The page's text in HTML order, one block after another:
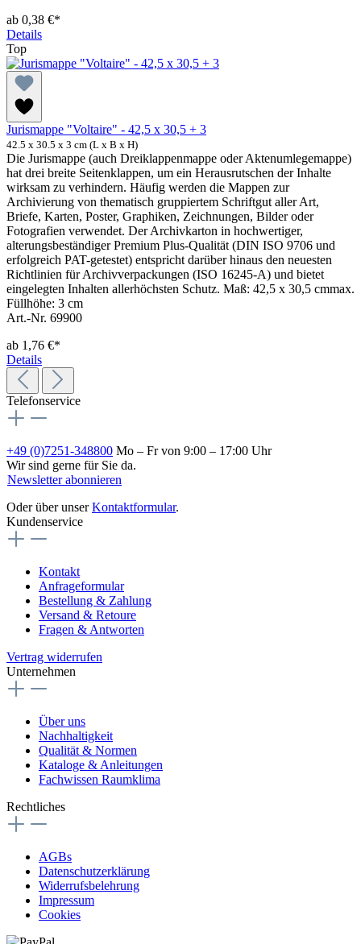
ab 0,38 €*
Details
Top
Jurismappe "Voltaire" - 42,5 x 30,5 + 3
42.5 x 30.5 x 3 cm (L x B x H)
Die Jurismappe (auch Dreiklappenmappe oder Aktenumlegemappe)
hat drei breite Seitenklappen, um ein Herausrutschen der Inhalte
wirksam zu verhindern. Häufig werden die Mappen zur
Archivierung von thematisch gruppiertem Schriftgut aller Art,
Briefe, Karten, Poster, Graphiken, Zeichnungen, Bilder oder
Fotografien verwendet. Der Archivkarton in hochwertiger,
alterungsbeständiger Premium Plus-Qualität (DIN ISO 9706 und
erfolgreich PAT-getestet) entspricht darüber hinaus den neuesten
Richtlinien für Archivverpackungen (ISO 16245-A) und bietet
eingelegten Inhalten allerhöchsten Schutz. Maß: 42,5 x 30,5 cmmax.
Füllhöhe: 3 cm
Art.-Nr. 69900
ab 1,76 €*
Details
Telefonservice
+49 (0)7251-348800 Mo – Fr von 9:00 – 17:00 Uhr
Wir sind gerne für Sie da.
Newsletter abonnieren
Oder über unserKontaktformular.
Kundenservice
Kontakt
Anfrageformular
Bestellung & Zahlung
Versand & Retoure
Fragen & Antworten
Vertrag widerrufen
Unternehmen
Über uns
Nachhaltigkeit
Qualität & Normen
Kataloge & Anleitungen
Fachwissen Raumklima
Rechtliches
AGBs
Datenschutzerklärung
Widerrufsbelehrung
Impressum
Cookies